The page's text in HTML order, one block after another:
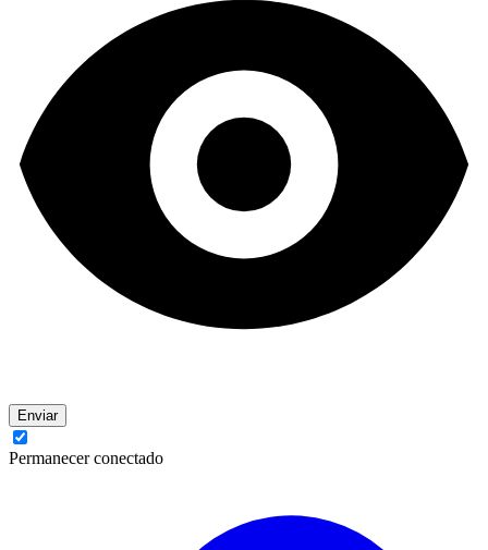
Enviar
Permanecer conectado